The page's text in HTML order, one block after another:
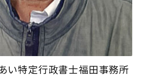
い特定行政書士福田事務所